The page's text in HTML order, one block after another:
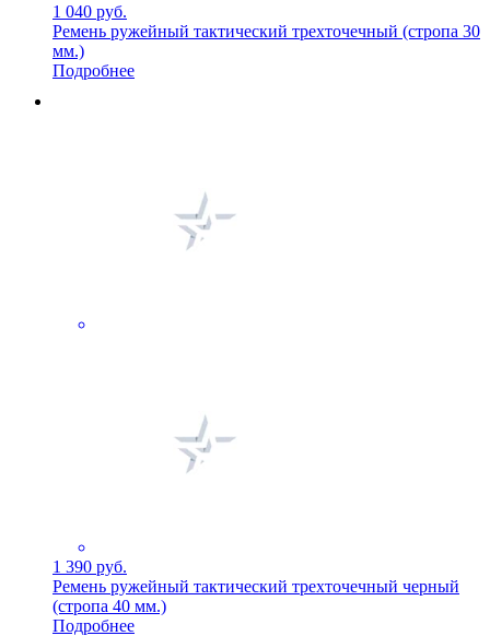
1 040 руб.
Ремень ружейный тактический трехточечный (стропа 30
мм.)
Подробнее
1 390 руб.
Ремень ружейный тактический трехточечный черный
(стропа 40 мм.)
Подробнее